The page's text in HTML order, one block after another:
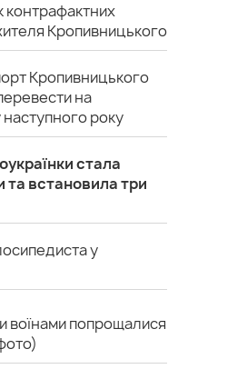
контрафактних
Кропивницького
Кропивницького
на
наступного року
стала
встановила три
у
воїнами попрощалися